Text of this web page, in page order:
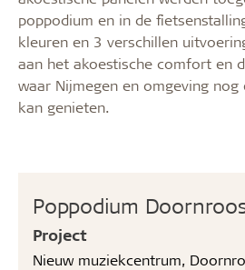
Poppodium
Project
Nieuw muziekcentrum,
poppodium en in de
kleuren en 3 verschillen
aan het akoestische comfort en
waar Nijmegen en omgeving
kan genieten.